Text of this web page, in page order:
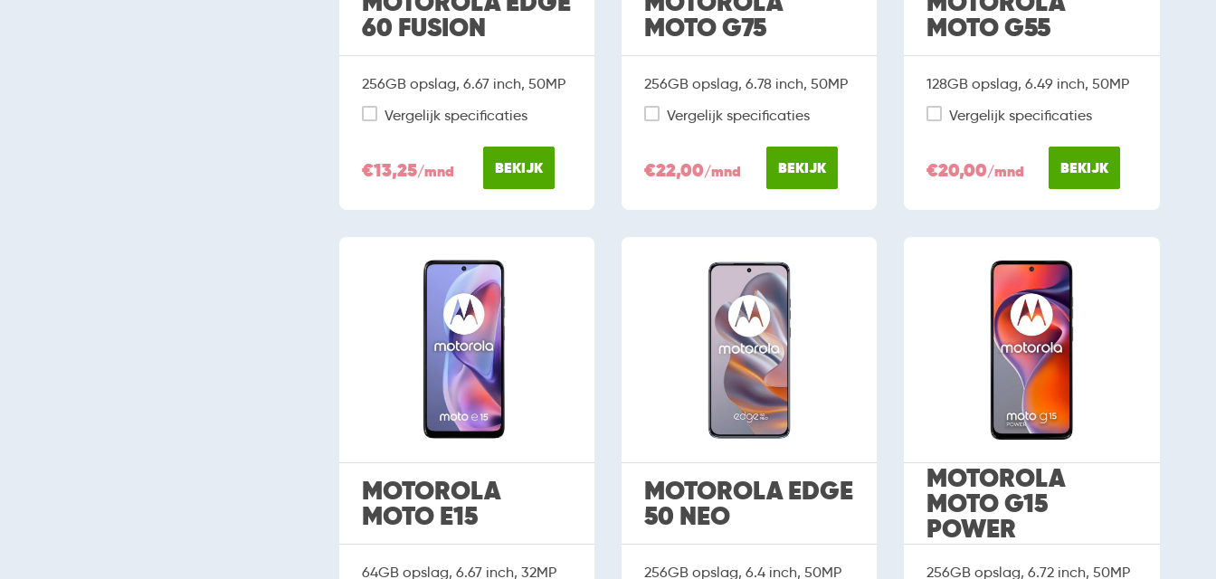
60 FUSION
256GB opslag, 6.67 inch, 50MP
Vergelijk specificaties
€13,25/mnd BEKIJK
MOTO G75
256GB opslag, 6.78 inch, 50MP
Vergelijk specificaties
€22,00/mnd BEKIJK
MOTO G55
128GB opslag, 6.49 inch, 50MP
Vergelijk specificaties
€20,00/mnd BEKIJK
MOTOROLA
MOTO E15
64GB opslag, 6.67 inch, 32MP
MOTOROLA EDGE
50 NEO
256GB opslag, 6.4 inch, 50MP
MOTOROLA
MOTO G15
POWER
256GB opslag, 6.72 inch, 50MP